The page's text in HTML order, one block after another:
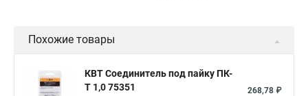
Похожие товары
КВТ Соединитель под пайку ПК-
Т 1,0 75351
268,78 ₽